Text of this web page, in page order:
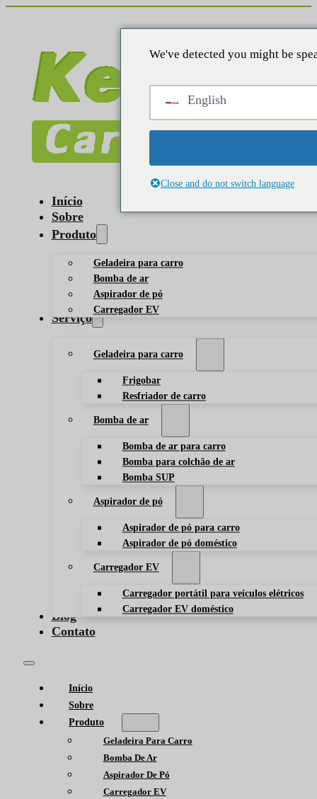
Início
Sobre
Produto
Geladeira para carro
Bomba de ar
Aspirador de pó
Carregador EV
Serviço
Geladeira para carro
Frigobar
Resfriador de carro
Bomba de ar
Bomba de ar para carro
Bomba para colchão de ar
Bomba SUP
Aspirador de pó
Aspirador de pó para carro
Aspirador de pó doméstico
Carregador EV
Carregador portátil para veículos elétricos
Carregador EV doméstico
Blog
Contato
Início
Sobre
Produto
Geladeira Para Carro
Bomba De Ar
Aspirador De Pó
Carregador EV
We've detected you might be
English
Close and do not switch language